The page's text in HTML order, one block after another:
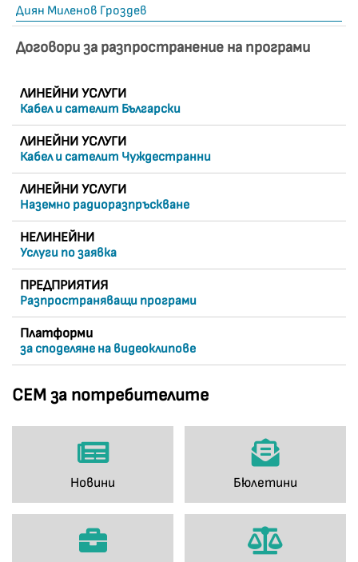
ЛИНЕЙНИ УСЛУГИ
Кабел и сателит Български
ЛИНЕЙНИ УСЛУГИ
Кабел и сателит Чуждестранни
ЛИНЕЙНИ УСЛУГИ
Наземно радиоразпръскване
НЕЛИНЕЙНИ
Услуги по заявка
ПРЕДПРИЯТИЯ
Разпространяващи програми
Платформи
за споделяне на видеоклипове
СЕМ за потребителите
Новини Бюлетини
Диян Миленов Гроздев
Договори за разпространение на програми